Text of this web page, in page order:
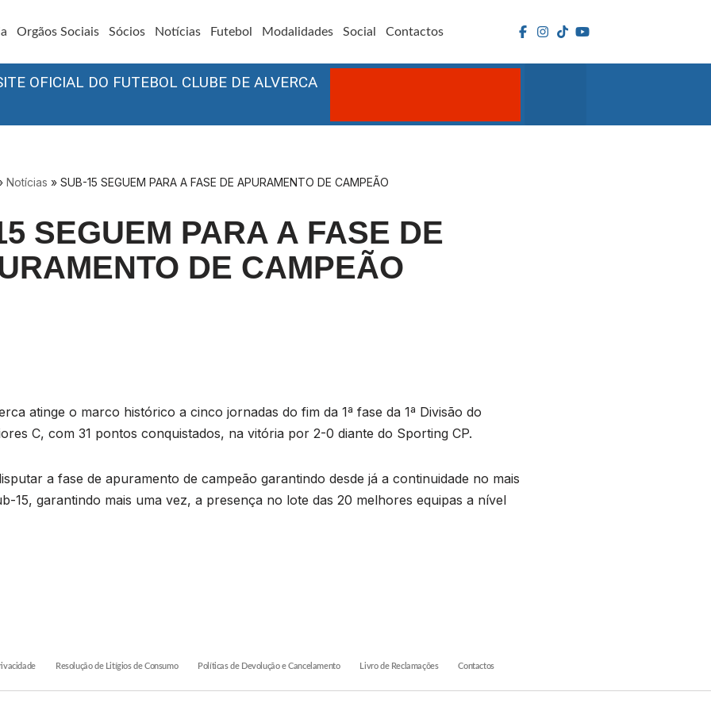
Orgãos Sociais Sócios Notícias Futebol Modalidades Social Contactos
OFICIAL DO FUTEBOL CLUBE DE ALVERCA
Notícias » SUB-15 SEGUEM PARA A FASE DE APURAMENTO DE CAMPEÃO
SEGUEM PARA A FASE DE
DE CAMPEÃO
atinge o marco histórico a cinco jornadas do fim da 1ª fase da 1ª Divisão do
C, com 31 pontos conquistados, na vitória por 2-0 diante do Sporting CP.
a fase de apuramento de campeão garantindo desde já a continuidade no mais
15, garantindo mais uma vez, a presença no lote das 20 melhores equipas a nível
Resolução de Litígios de Consumo Políticas de Devolução e Cancelamento Livro de Reclamações Contactos